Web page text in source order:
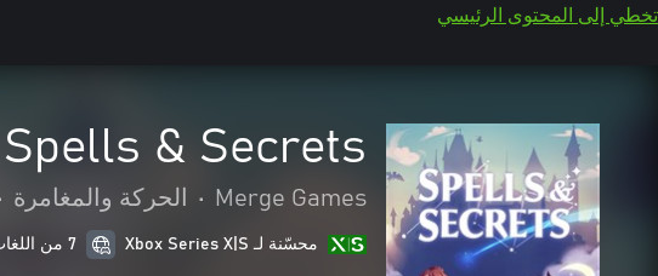
تخطي إلى المحتوى الرئيسي
Spells & Secrets
Merge Games
• الحركة والمغامرة
محسّنة لـ Xbox Series X|S 7 من اللغات المدعمة